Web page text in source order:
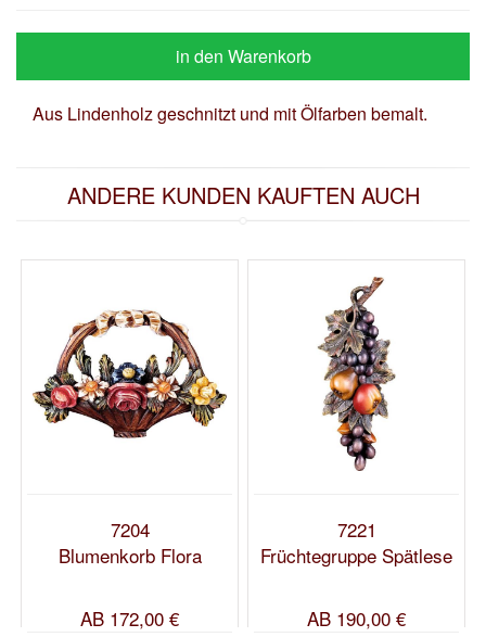
in den Warenkorb
Aus Lindenholz geschnitzt und mit Ölfarben bemalt.
ANDERE KUNDEN KAUFTEN AUCH
7204
Blumenkorb Flora
AB 172,00 €
7221
Früchtegruppe Spätlese
AB 190,00 €